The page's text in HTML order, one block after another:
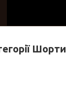
Шорти